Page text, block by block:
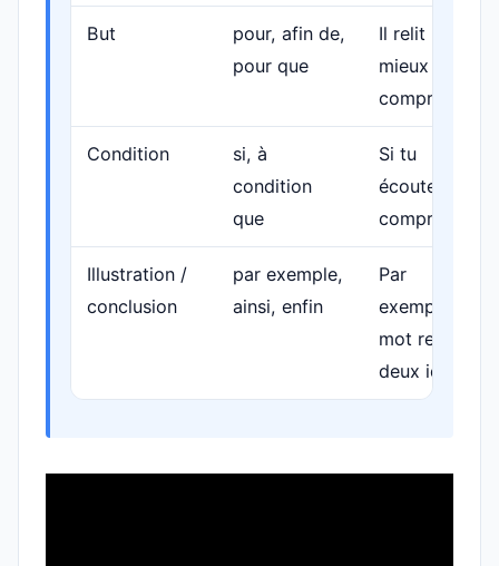
But
pour, afin de,
pour que
Il relit pour
mieux
comprendre.
Condition
si, à
condition
que
Si tu
écoutes, tu
comprends.
Illustration /
conclusion
par exemple,
ainsi, enfin
Par
exemple, ce
mot relie
deux idées.